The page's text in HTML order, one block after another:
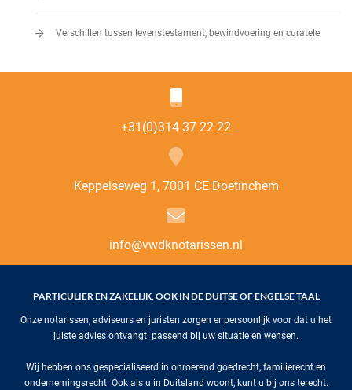
Verschillen tussen levenstestament, bewindvoering en curatele
+31(0)314 37 22 22
Keppelseweg 1, 7001 CE Doetinchem
info@vwdknotarissen.nl
PARTICULIER EN ZAKELIJK, OOK IN DE DUITSE OF ENGELSE TAAL
Onze notarissen, adviseurs en juristen zorgen er persoonlijk voor dat u het
juiste advies ontvangt: passend bij uw situatie en wensen.
Wij hebben ons gespecialiseerd in onroerend goedrecht, familierecht en
ondernemingsrecht. Ook als u in Duitsland woont, kunt u bij ons terecht.